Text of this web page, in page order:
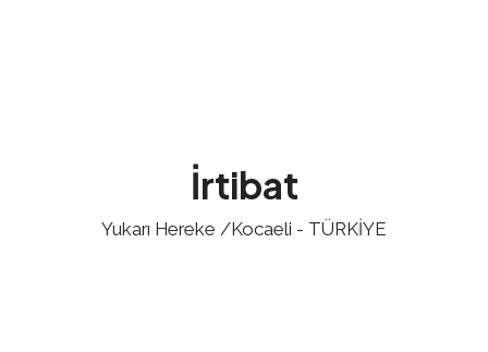
İrtibat
Yukarı Hereke /Kocaeli - TÜRKİYE